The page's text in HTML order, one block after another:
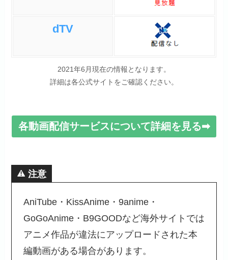
dTV
2021年6月現在の情報となります。
詳細は各公式サイトをご確認ください。
各動画配信サービスについて詳細を見る➡
注意
AniTube・KissAnime・9anime・
GoGoAnime・B9GOODなど海外サイトでは
アニメ作品が違法にアップロードされた本
編動画がある場合があります。